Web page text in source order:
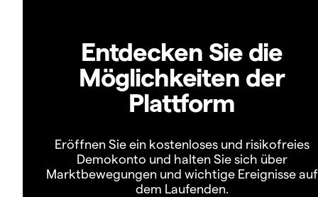
Entdecken Sie die
Möglichkeiten der
Plattform
Eröffnen Sie ein kostenloses und risikofreies
Demokonto und halten Sie sich über
Marktbewegungen und wichtige Ereignisse auf
dem Laufenden.